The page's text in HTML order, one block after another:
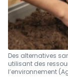
Des alternatives
utilisant des
l’environnement